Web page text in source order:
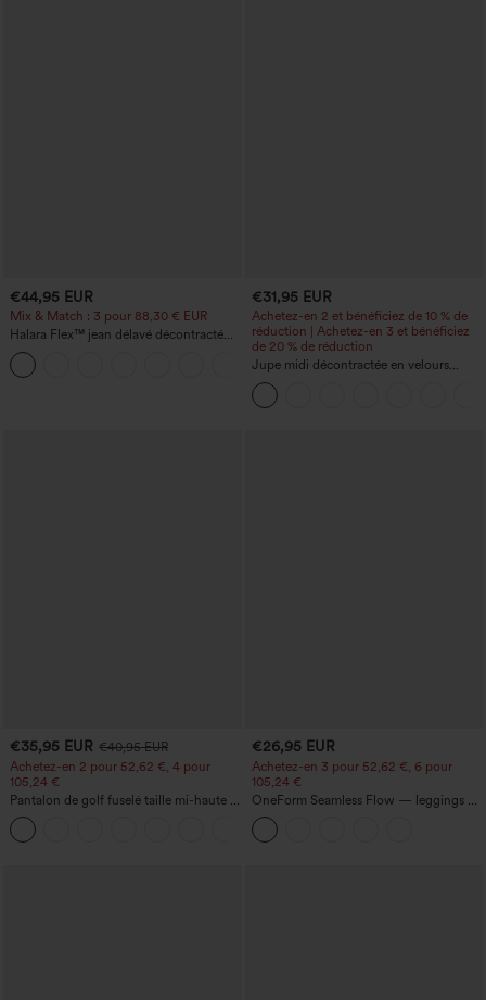
€44,95 EUR
Mix & Match : 3 pour 88,30 € EUR
Halara Flex™ jean délavé décontracté
taille haute à poches, coupe baggy à
jambe large
+2
€31,95 EUR
Achetez-en 2 et bénéficiez de 10 % de
réduction | Achetez-en 3 et bénéficiez
de 20 % de réduction
Jupe midi décontractée en velours
côtelé, taille mi-haute, poches avant
latérales à rabat
€35,95 EUR €40,95 EUR
Achetez-en 2 pour 52,62 €, 4 pour
105,24 €
Pantalon de golf fuselé taille mi-haute à
cordon, ourlet incurvé, séchage rapide,
avec poches — UPF40+
€26,95 EUR
Achetez-en 3 pour 52,62 €, 6 pour
105,24 €
OneForm Seamless Flow — leggings de
yoga sans coutures, taille mi-haute, effet
gainant pour le ventre et liftant pour les
fesses